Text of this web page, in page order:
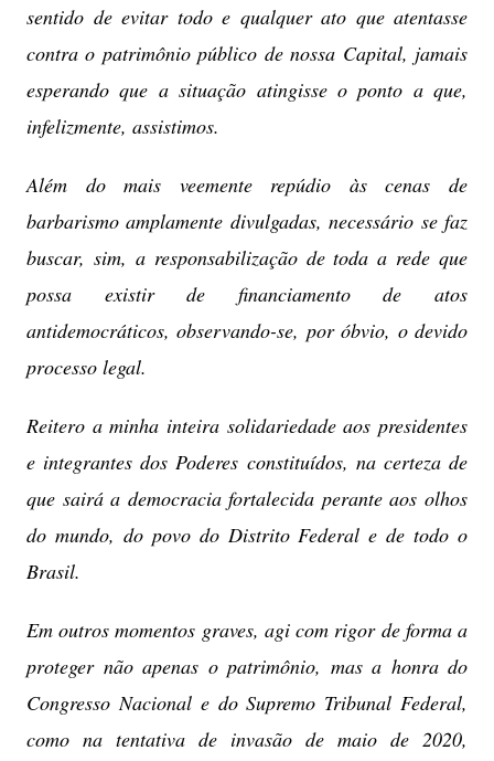
sentido de evitar todo e qualquer ato que atentasse
contra o patrimônio público de nossa Capital, jamais
esperando que a situação atingisse o ponto a que,
infelizmente, assistimos.
Além do mais veemente repúdio às cenas de
barbarismo amplamente divulgadas, necessário se faz
buscar, sim, a responsabilização de toda a rede que
possa existir de financiamento de atos
antidemocráticos, observando-se, por óbvio, o devido
processo legal.
Reitero a minha inteira solidariedade aos presidentes
e integrantes dos Poderes constituídos, na certeza de
que sairá a democracia fortalecida perante aos olhos
do mundo, do povo do Distrito Federal e de todo o
Brasil.
Em outros momentos graves, agi com rigor de forma a
proteger não apenas o patrimônio, mas a honra do
Congresso Nacional e do Supremo Tribunal Federal,
como na tentativa de invasão de maio de 2020,